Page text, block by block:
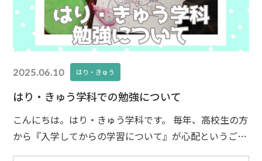
2025.06.10 はり・きゅう
はり・きゅう学科での勉強について
こんにちは。はり・きゅう学科です。 毎年、高校生の方
から『入学してからの学習について』が心配というご相
談をいただきますので1年生の学習について見ていきま